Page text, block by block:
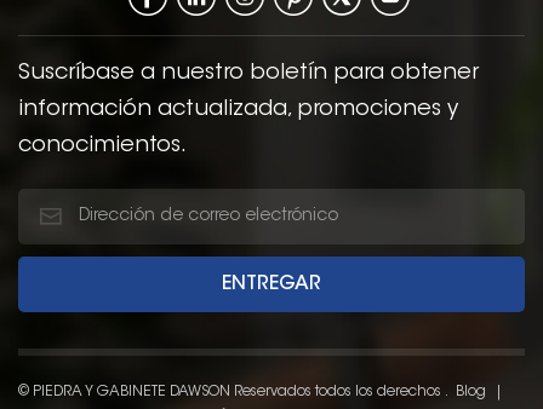
ambientes de baño
tanto clásicos como
modernos.
Suscríbase a nuestro boletín para obtener
información actualizada, promociones y
conocimientos.
© PIEDRA Y GABINETE DAWSON Reservados todos los derechos . Blog